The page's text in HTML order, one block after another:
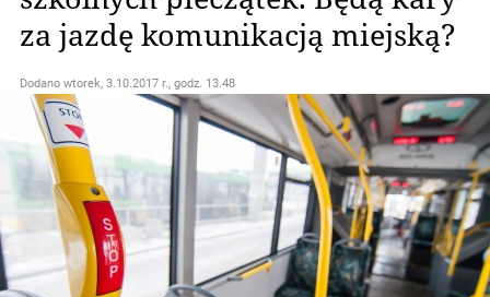
za jazdę komunikacją miejską?
Dodano wtorek, 3.10.2017 r., godz. 13.48